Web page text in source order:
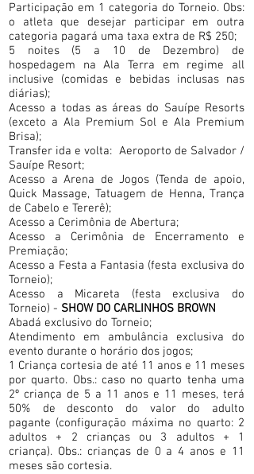
Participação em 1 categoria do Torneio. Obs:
o atleta que desejar participar em outra
categoria pagará uma taxa extra de R$ 250;
5 noites (5 a 10 de Dezembro) de
hospedagem na Ala Terra em regime all
inclusive (comidas e bebidas inclusas nas
diárias);
Acesso a todas as áreas do Sauípe Resorts
(exceto a Ala Premium Sol e Ala Premium
Brisa);
Transfer ida e volta: Aeroporto de Salvador /
Sauípe Resort;
Acesso a Arena de Jogos (Tenda de apoio,
Quick Massage, Tatuagem de Henna, Trança
de Cabelo e Tererê);
Acesso a Cerimônia de Abertura;
Acesso a Cerimônia de Encerramento e
Premiação;
Acesso a Festa a Fantasia (festa exclusiva do
Torneio);
Acesso a Micareta (festa exclusiva do
Torneio) - SHOW DO CARLINHOS BROWN
Abadá exclusivo do Torneio;
Atendimento em ambulância exclusiva do
evento durante o horário dos jogos;
1 Criança cortesia de até 11 anos e 11 meses
por quarto. Obs.: caso no quarto tenha uma
2º criança de 5 a 11 anos e 11 meses, terá
50% de desconto do valor do adulto
pagante (configuração máxima no quarto: 2
adultos + 2 crianças ou 3 adultos + 1
criança). Obs.: crianças de 0 a 4 anos e 11
meses são cortesia.